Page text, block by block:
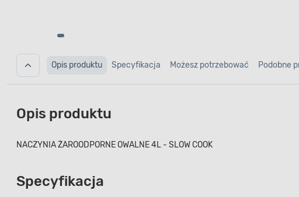
Opis produktu Specyfikacja Możesz potrzebować Podobne
Opis produktu
NACZYNIA ŻAROODPORNE OWALNE 4L - SLOW COOK
Specyfikacja